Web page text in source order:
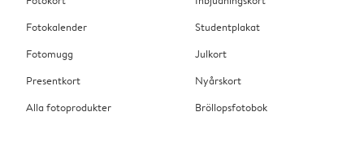
Fotokalender
Fotomugg
Presentkort
Alla fotoprodukter
Studentplakat
Julkort
Nyårskort
Bröllopsfotobok